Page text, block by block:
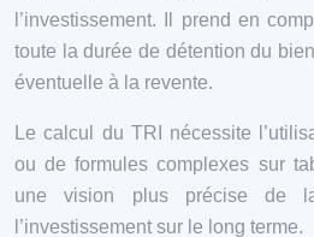
l’investissement. Il prend en
toute la durée de détention du
éventuelle à la revente.
Le calcul du TRI nécessite
ou de formules complexes sur
une vision plus précise de
l’investissement sur le long terme.